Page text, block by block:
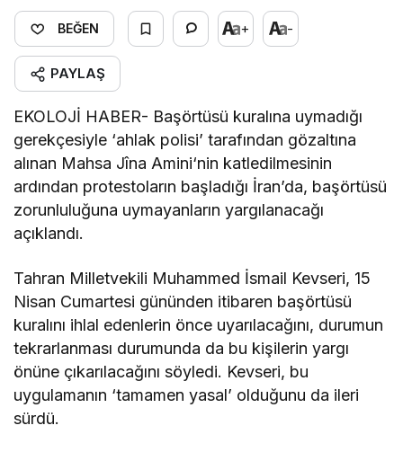
BEĞEN + -
PAYLAŞ
EKOLOJİ HABER- Başörtüsü kuralına uymadığı
gerekçesiyle ‘ahlak polisi’ tarafından gözaltına
alınan Mahsa Jîna Amini‘nin katledilmesinin
ardından protestoların başladığı İran’da, başörtüsü
zorunluluğuna uymayanların yargılanacağı
açıklandı.
Tahran Milletvekili Muhammed İsmail Kevseri, 15
Nisan Cumartesi gününden itibaren başörtüsü
kuralını ihlal edenlerin önce uyarılacağını, durumun
tekrarlanması durumunda da bu kişilerin yargı
önüne çıkarılacağını söyledi. Kevseri, bu
uygulamanın ‘tamamen yasal’ olduğunu da ileri
sürdü.